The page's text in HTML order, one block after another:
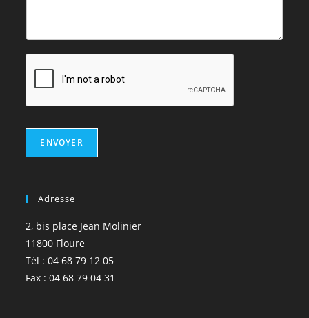
ENVOYER
Adresse
2, bis place Jean Molinier
11800 Floure
Tél : 04 68 79 12 05
Fax : 04 68 79 04 31